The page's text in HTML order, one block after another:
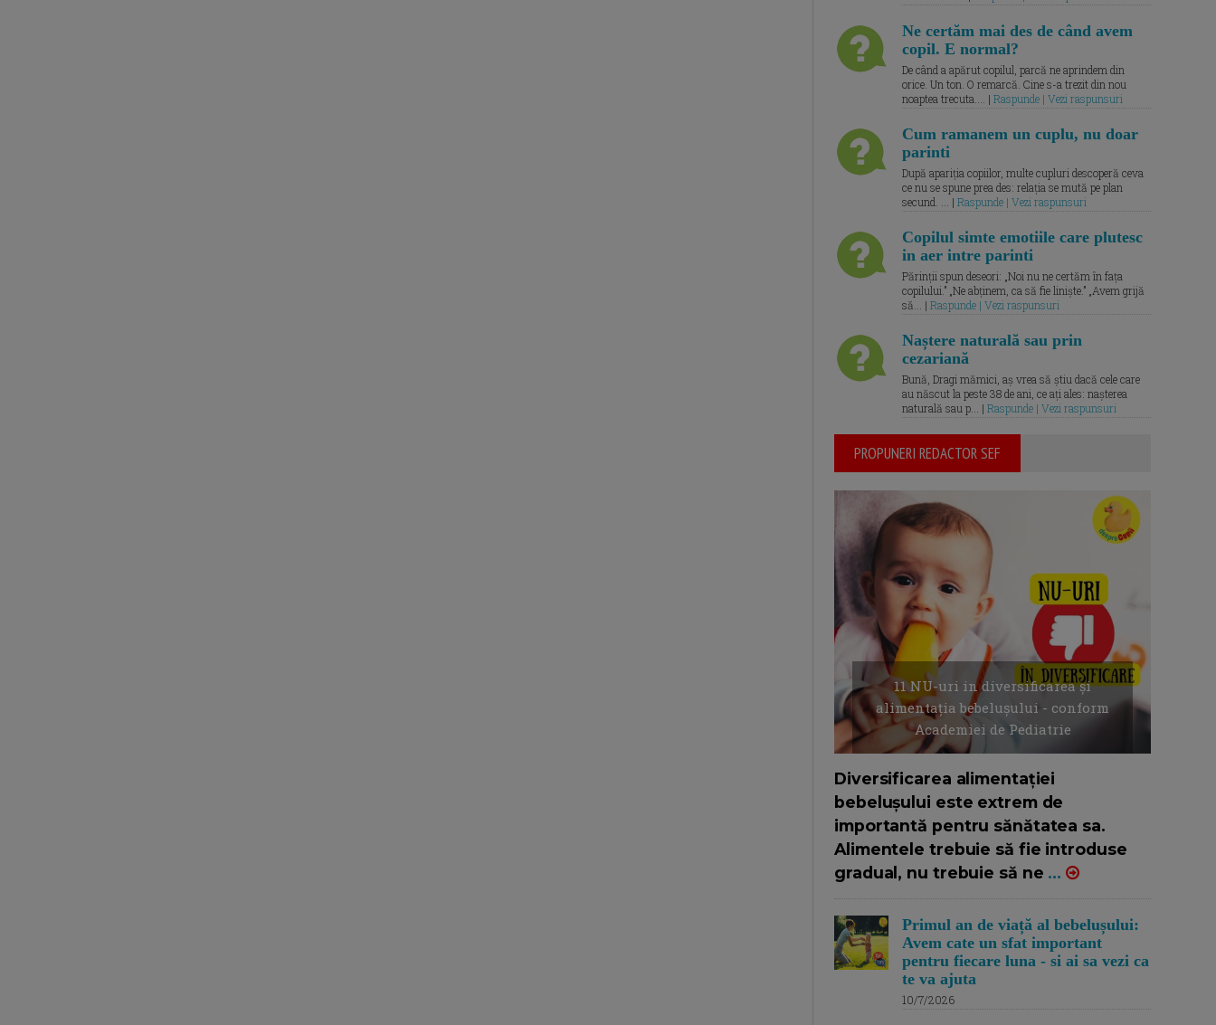
Ne certăm mai des de când avem
copil. E normal?
De când a apărut copilul, parcă ne aprindem din
orice. Un ton. O remarcă. Cine s-a trezit din nou
noaptea trecuta.... | Raspunde | Vezi raspunsuri
Cum ramanem un cuplu, nu doar
parinti
După apariția copiilor, multe cupluri descoperă ceva
ce nu se spune prea des: relația se mută pe plan
secund. ... | Raspunde | Vezi raspunsuri
Copilul simte emotiile care plutesc
in aer intre parinti
Părinții spun deseori: „Noi nu ne certăm în fața
copilului.” „Ne abținem, ca să fie liniște.” „Avem grijă
să... | Raspunde | Vezi raspunsuri
Naștere naturală sau prin
cezariană
Bună, Dragi mămici, aș vrea să știu dacă cele care
au născut la peste 38 de ani, ce ați ales: nașterea
naturală sau p... | Raspunde | Vezi raspunsuri
PROPUNERI REDACTOR SEF
11 NU-uri in diversificarea și
alimentația bebelușului - conform
Academiei de Pediatrie
Diversificarea alimentației
bebelușului este extrem de
importantă pentru sănătatea sa.
Alimentele trebuie să fie introduse
gradual, nu trebuie să ne ...
Primul an de viață al bebelușului:
Avem cate un sfat important
pentru fiecare luna - si ai sa vezi ca
te va ajuta
10/7/2026